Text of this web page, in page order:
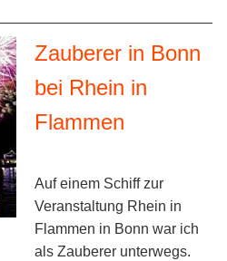
Vita
News
Zauberer in Bonn
bei Rhein in
Flammen
Auf einem Schiff zur
Veranstaltung Rhein in
Flammen in Bonn war ich
als Zauberer unterwegs.